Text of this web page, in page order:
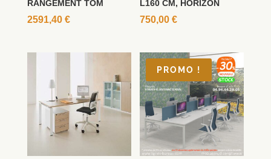
RANGEMENT TOM
2591,40 €
L160 CM, HORIZON
750,00€
PROMO !